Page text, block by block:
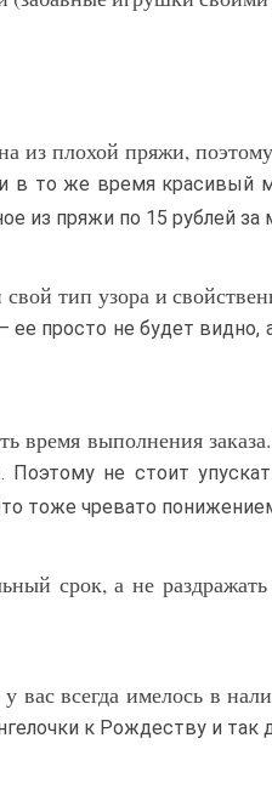
из плохой пряжи,
в то же время красивый
из пряжи по 15 рублей
тип узора и
просто не будет видно,
время выполнения
Поэтому не стоит
тоже чревато
срок, а не
всегда имелось в
к Рождеству и так